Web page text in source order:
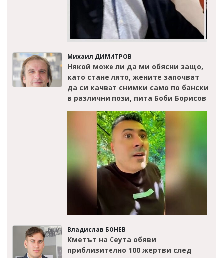
Михаил ДИМИТРОВ
Някой може ли да ми обясни защо,
като стане лято, жените започват
да си качват снимки само по бански
в различни пози, пита Боби Борисов
Владислав БОНЕВ
Кметът на Сеута обяви
приблизително 100 жертви след